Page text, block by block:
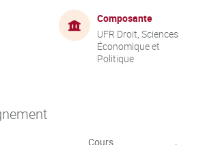
Composante
UFR Droit, Sciences
Économique et
Politique
Cours